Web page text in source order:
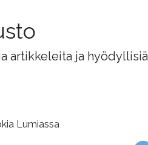
artikkeleita ja hyödyllisiä
Lumiassa